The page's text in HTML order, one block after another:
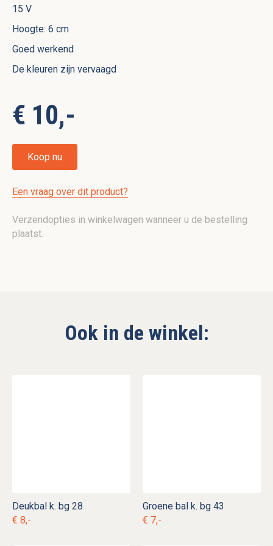
15 V
Hoogte: 6 cm
Goed werkend
De kleuren zijn vervaagd
€ 10,-
Koop nu
Een vraag over dit product?
Verzendopties in winkelwagen wanneer u de bestelling
plaatst.
Ook in de winkel:
Deukbal k. bg 28
€ 8,-
Groene bal k. bg 43
€ 7,-